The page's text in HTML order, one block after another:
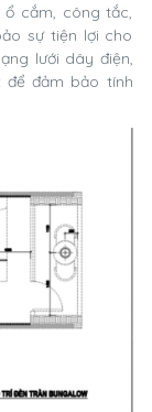
cắm, công tắc,
sự tiện lợi cho
lưới dây điện,
đảm bảo tính